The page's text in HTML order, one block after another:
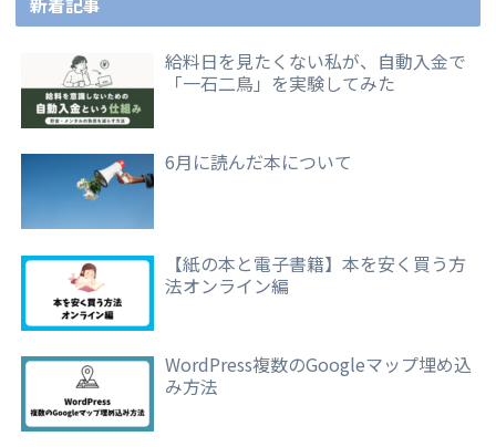
新着記事
給料日を見たくない私が、自動入金で
「一石二鳥」を実験してみた
6月に読んだ本について
【紙の本と電子書籍】本を安く買う方
法オンライン編
WordPress複数のGoogleマップ埋め込
み方法